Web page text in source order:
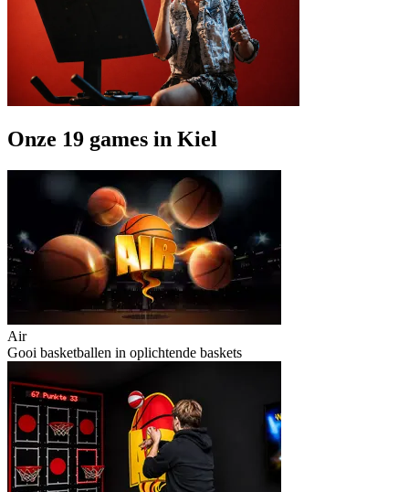
Onze 19 games in Kiel
Air
Gooi basketballen in oplichtende baskets